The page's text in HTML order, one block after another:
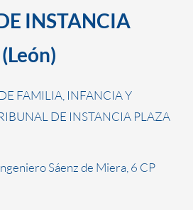
INSTANCIA
FAMILIA, INFANCIA Y
DE INSTANCIA PLAZA
Sáenz de Miera, 6 CP